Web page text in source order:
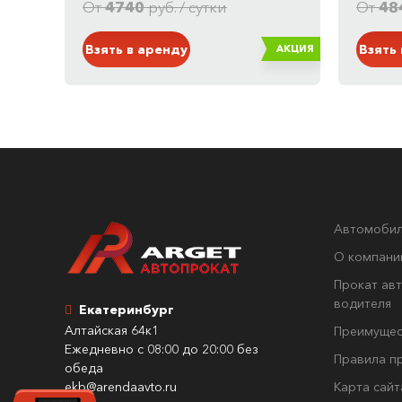
Белый
От4740руб. / сутки
Взять в аренду АКЦИЯ
От
Екатеринбург
Алтайская 64к1
Ежедневно с 08:00 до 20:00 без
обеда
ekb@arendaavto.ru
О
Прокат
водителя
Правила
Карта